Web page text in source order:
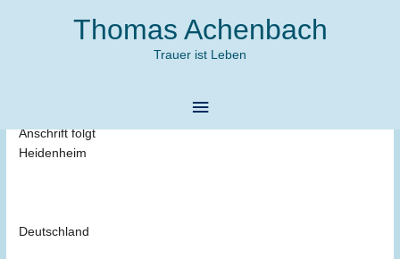
Thomas Achenbach
Trauer ist Leben
Hauptmenü
Anschrift folgt
Heidenheim
Deutschland